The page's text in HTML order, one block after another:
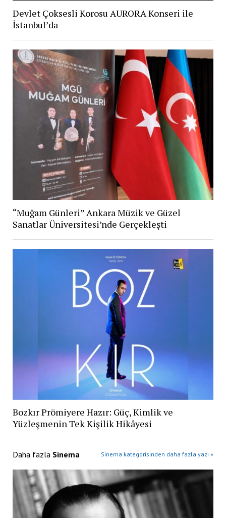
Devlet Çoksesli Korosu AURORA Konseri ile
İstanbul’da
“Muğam Günleri” Ankara Müzik ve Güzel
Sanatlar Üniversitesi’nde Gerçekleşti
Bozkır Prömiyere Hazır: Güç, Kimlik ve
Yüzleşmenin Tek Kişilik Hikâyesi
Daha fazla Sinema Sinema kategorisinden daha fazla yazı »